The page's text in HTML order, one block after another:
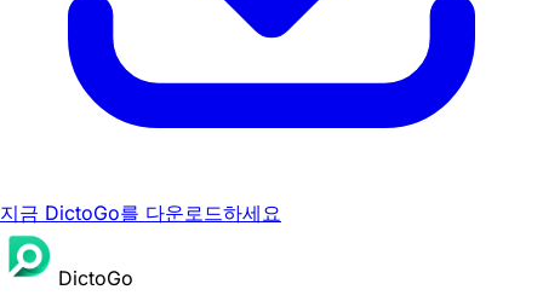
지금 DictoGo를 다운로드하세요
DictoGo